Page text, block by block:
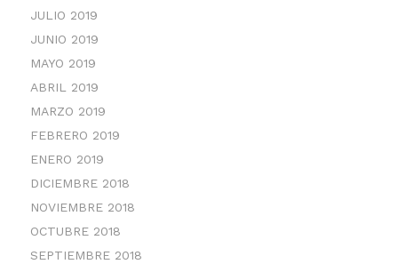
JULIO 2019
JUNIO 2019
MAYO 2019
ABRIL 2019
MARZO 2019
FEBRERO 2019
ENERO 2019
DICIEMBRE 2018
NOVIEMBRE 2018
OCTUBRE 2018
SEPTIEMBRE 2018